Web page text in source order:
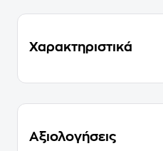
Χαρακτηριστικά
Αξιολογήσεις